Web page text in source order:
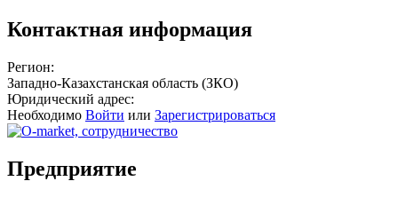
Контактная информация
Регион:
Западно-Казахстанская область (ЗКО)
Юридический адрес:
Необходимо Войти или Зарегистрироваться
Предприятие